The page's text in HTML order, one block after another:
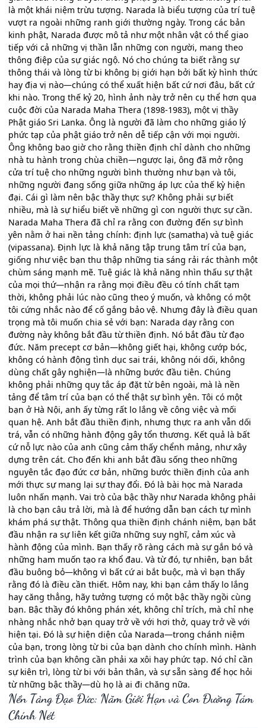
là một khái niệm trừu tượng. Narada là biểu tượng của trí tuệ
vượt ra ngoài những ranh giới thường ngày. Trong các bản
kinh phật, Narada được mô tả như một nhân vật có thể giao
tiếp với cả những vị thần lẫn những con người, mang theo
thông điệp của sự giác ngộ. Nó cho chúng ta biết rằng sự
thông thái và lòng từ bi không bị giới hạn bởi bất kỳ hình thức
hay địa vị nào—chúng có thể xuất hiện bất cứ nơi đâu, bất cứ
khi nào. Trong thế kỷ 20, hình ảnh này trở nên cụ thể hơn qua
cuộc đời của Narada Maha Thera (1898-1983), một vị thầy
Phật giáo Sri Lanka. Ông là người đã làm cho những giáo lý
phức tạp của phật giáo trở nên dễ tiếp cận với mọi người.
Ông không bao giờ cho rằng thiền định chỉ dành cho những
nhà tu hành trong chùa chiền—ngược lại, ông đã mở rộng
cửa trí tuệ cho những người bình thường như bạn và tôi,
những người đang sống giữa những áp lực của thế kỳ hiện
đại. Cái gì làm nên bậc thầy thực sự? Không phải sự biết
nhiều, mà là sự hiểu biết về những gì con người thực sự cần.
Narada Maha Thera đã chỉ ra rằng con đường đến sự bình
yên nằm ở hai nền tảng chính: định lực (samatha) và tuệ giác
(vipassana). Định lực là khả năng tập trung tâm trí của bạn,
giống như việc bạn thu thập những tia sáng rải rác thành một
chùm sáng mạnh mẽ. Tuệ giác là khả năng nhìn thấu sự thật
của mọi thứ—nhận ra rằng mọi điều đều có tính chất tạm
thời, không phải lúc nào cũng theo ý muốn, và không có một
tôi cứng nhắc nào để cố gắng bảo vệ. Nhưng đây là điều quan
trọng mà tôi muốn chia sẻ với bạn: Narada dạy rằng con
đường này không bắt đầu từ thiền định. Nó bắt đầu từ đạo
đức. Năm precept cơ bản—không giết hại, không cướp bóc,
không có hành động tình dục sai trái, không nói dối, không
dùng chất gây nghiện—là những bước đầu tiên. Chúng
không phải những quy tắc áp đặt từ bên ngoài, mà là nền
tảng để tâm trí của bạn có thể thật sự bình yên. Tôi có một
bạn ở Hà Nội, anh ấy từng rất lo lắng về công việc và mối
quan hệ. Anh bắt đầu thiền định, nhưng thực ra anh vẫn dối
trá, vẫn có những hành động gây tổn thương. Kết quả là bất
cứ nỗ lực nào của anh cũng cảm thấy chểnh mảng, như xây
dựng trên cát. Cho đến khi anh bắt đầu sống theo những
nguyên tắc đạo đức cơ bản, những bước thiền định của anh
mới thực sự mang lại sự thay đổi. Đó là bài học mà Narada
luôn nhấn mạnh. Vai trò của bậc thầy như Narada không phải
là cho bạn câu trả lời, mà là để hướng dẫn bạn cách tự mình
khám phá sự thật. Thông qua thiền định chánh niệm, bạn bắt
đầu nhận ra sự liên kết giữa những suy nghĩ, cảm xúc và
hành động của mình. Bạn thấy rõ ràng cách mà sự gắn bó và
những ham muốn tạo ra khổ đau. Và từ đó, tự nhiên, bạn bắt
đầu buông bỏ—không vì bất cứ ai bắt buộc, mà vì bạn thấy
rằng đó là điều cần thiết. Hôm nay, khi bạn cảm thấy lo lắng
hay căng thẳng, hãy tưởng tượng có một bậc thầy ngồi cùng
bạn. Bậc thầy đó không phán xét, không chỉ trích, mà chỉ nhẹ
nhàng nhắc nhở bạn quay trở về với hơi thở, quay trở về với
hiện tại. Đó là sự hiện diện của Narada—trong chánh niệm
của bạn, trong lòng từ bi của bạn dành cho chính mình. Hành
trình của bạn không cần phải xa xôi hay phức tạp. Nó chỉ cần
sự kiên trì, lòng từ bi với bản thân, và sự sẵn sàng để học hỏi
từ những bậc thầy—dù họ là ai đi chăng nữa.
Nền Tảng Đạo Đức: Năm Giới Hạn và Con Đường Tám
Chính Nét